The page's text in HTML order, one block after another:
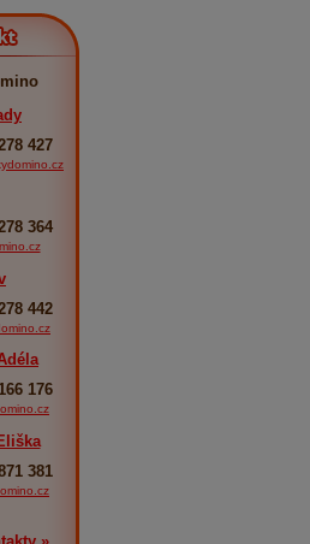
427
364
442
176
381